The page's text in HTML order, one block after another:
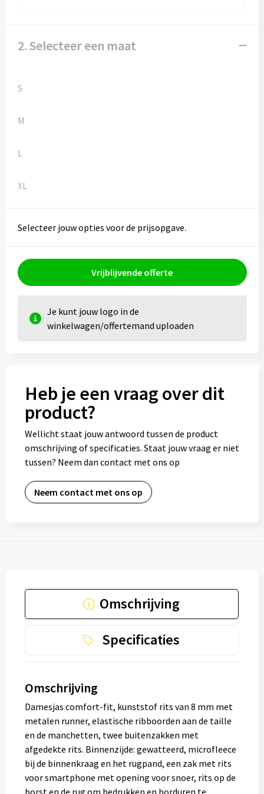
Kledingaccessoires
Bivakmuts test
2. Selecteer een maat
S
M
L
XL
Selecteer jouw opties voor de prijsopgave.
Vrijblijvende offerte
Je kunt jouw logo in de
winkelwagen/offertemand uploaden
Heb je een vraag over dit
product?
Wellicht staat jouw antwoord tussen de product
omschrijving of specificaties. Staat jouw vraag er niet
tussen? Neem dan contact met ons op
Neem contact met ons op
Omschrijving
Specificaties
Omschrijving
Damesjas comfort-fit, kunststof rits van 8 mm met
metalen runner, elastische ribboorden aan de taille
en de manchetten, twee buitenzakken met
afgedekte rits. Binnenzijde: gewatteerd, microfleece
bij de binnenkraag en het rugpand, een zak met rits
voor smartphone met opening voor snoer, rits op de
borst en de rug om bedrukken en borduren te